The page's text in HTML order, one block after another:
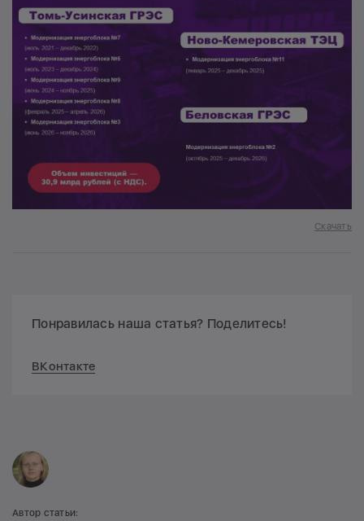
Скачать
Понравилась наша статья? Поделитесь!
ВКонтакте
Автор статьи: